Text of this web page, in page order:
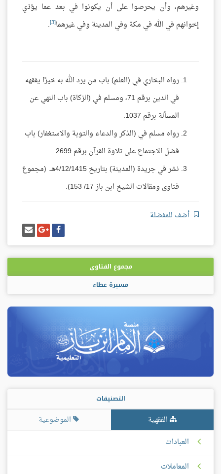
وغيرهم، وأن يحرصوا على أن يكونوا في بعد عما يؤذي
إخوانهم في الله في مكة وفي المدينة وفي غيرهما[3]
.
رواه البخاري في (العلم) باب من يرد الله به خيرًا يفقهه
في الدين برقم 71، ومسلم في (الزكاة) باب النهي عن
المسألة برقم 1037.
رواه مسلم في (الذكر والدعاء والتوبة والاستغفار) باب
فضل الاجتماع على تلاوة القرآن برقم 2699
نشر في جريدة (المدينة) بتاريخ 4/12/1415هـ. (مجموع
فتاوى ومقالات الشيخ ابن باز 17/ 153).
أضف للمفضلة
شارك
على
فيسبوك
شارك
على
غوغل
بلس
إرسل
إيميل
مجموع الفتاوى
مسيرة عطاء
التصنيفات
الفقهية
الموضوعية
العبادات
المعاملات